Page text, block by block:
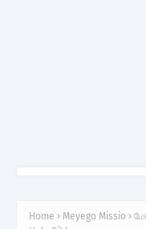
Home Meyego Missio